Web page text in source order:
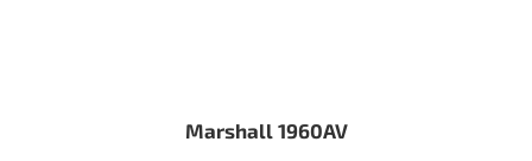
Marshall 1960AV